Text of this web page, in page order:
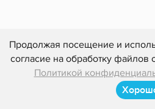
Продолжая посещение и
согласие на обработку файлов
Политикой